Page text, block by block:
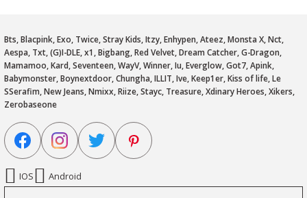
Bts, Blacpink, Exo, Twice, Stray Kids, Itzy, Enhypen, Ateez, Monsta X, Nct,
Aespa, Txt, (G)I-DLE, x1, Bigbang, Red Velvet, Dream Catcher, G-Dragon,
Mamamoo, Kard, Seventeen, WayV, Winner, Iu, Everglow, Got7, Apink,
Babymonster, Boynextdoor, Chungha, ILLIT, Ive, Keep1er, Kiss of life, Le
SSerafim, New Jeans, Nmixx, Riize, Stayc, Treasure, Xdinary Heroes, Xikers,
Zerobaseone
IOS Android